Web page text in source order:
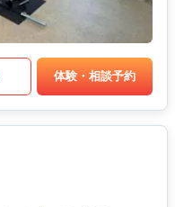
体験・相談予約